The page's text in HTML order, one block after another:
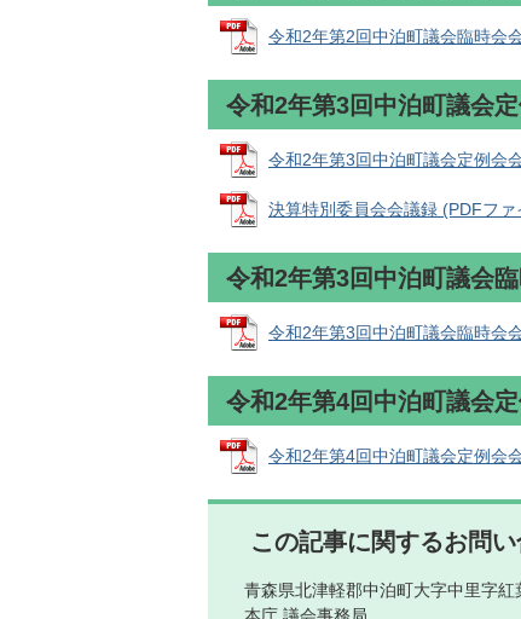
令和2年第2回中泊町議会臨時会
令和2年第3回中泊町議会
令和2年第3回中泊町議会定例会
決算特別委員会会議録 (PDFフ
令和2年第3回中泊町議会
令和2年第3回中泊町議会臨時会
令和2年第4回中泊町議会
令和2年第4回中泊町議会定例会
この記事に関するお問
青森県北津軽郡中泊町大字中里字紅